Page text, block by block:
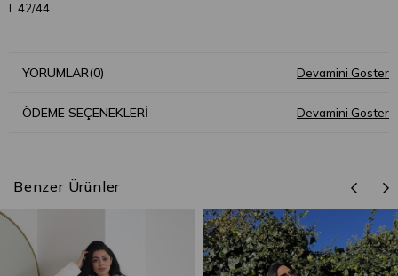
L 42/44
YORUMLAR(0)
ÖDEME SEÇENEKLERI
Benzer Ürünler